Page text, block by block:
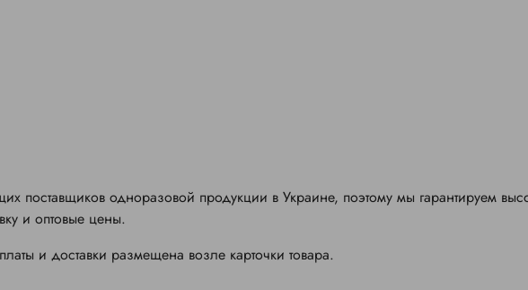
поставщиков одноразовой продукции в Украине, поэтому мы гарантируем
и оптовые цены.
и доставки размещена возле карточки товара.